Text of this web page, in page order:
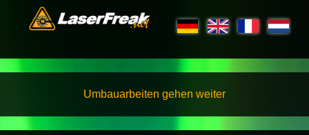
Umbauarbeiten gehen weiter